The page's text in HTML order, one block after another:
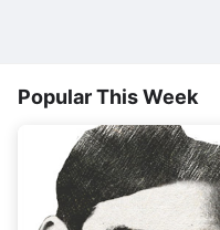
Popular This Week